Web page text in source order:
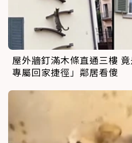
屋外牆釘滿木條直通三樓
專屬回家捷徑」鄰居看傻